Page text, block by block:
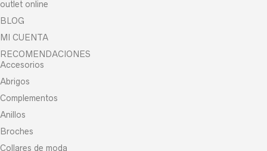
outlet online
BLOG
MI CUENTA
RECOMENDACIONES
Accesorios
Abrigos
Complementos
Anillos
Broches
Collares de moda